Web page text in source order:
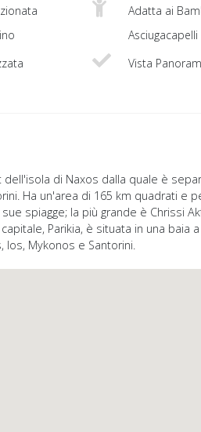
Adatta ai
Asciugacapelli
Vista
di Naxos dalla quale è
Ha un'area di 165 km quadrati e
spiagge; la più grande è Chrissi
capitale, Parikia, è situata in una
Ios, Mykonos e Santorini.